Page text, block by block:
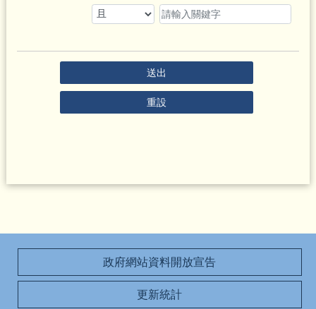
送出
重設
政府網站資料開放宣告
更新統計